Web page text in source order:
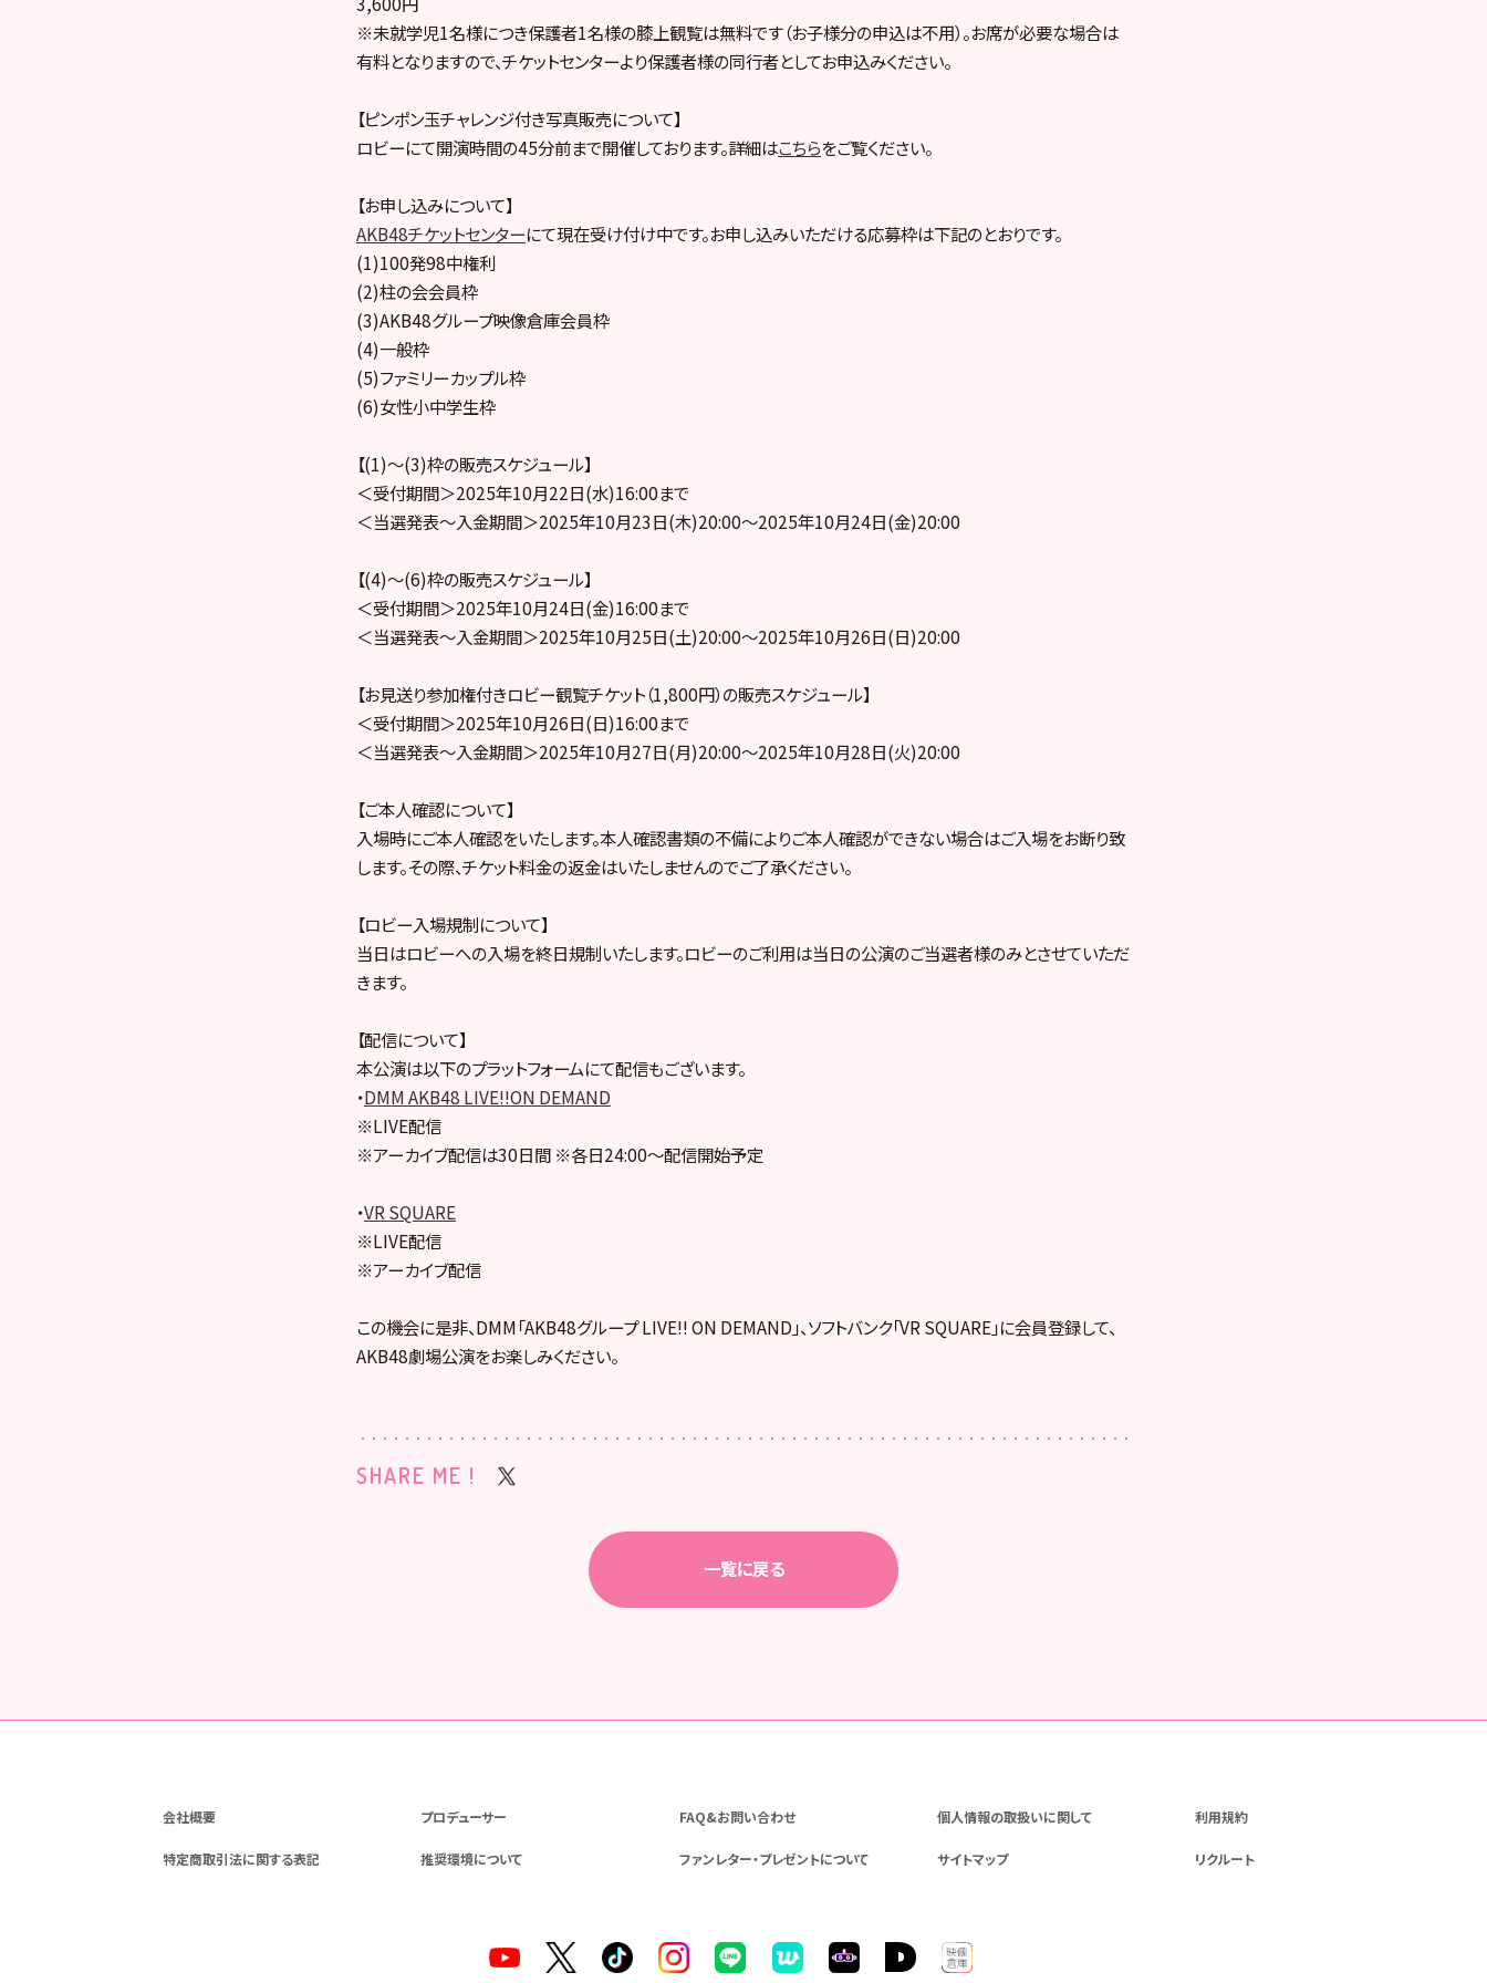
※未就学児1名様につき保護者1名様の膝上観覧は無料です（お子様分の申込は不用）。お席が必要な場合は
有料となりますので、チケットセンターより保護者様の同行者としてお申込みください。
【ピンポン玉チャレンジ付き写真販売について】
ロビーにて開演時間の45分前まで開催しております。詳細はこちらをご覧ください。
【お申し込みについて】
AKB48チケットセンターにて現在受け付け中です。お申し込みいただける応募枠は下記のとおりです。
(1)100発98中権利
(2)柱の会会員枠
(3)AKB48グループ映像倉庫会員枠
(4)一般枠
(5)ファミリーカップル枠
(6)女性小中学生枠
【(1)～(3)枠の販売スケジュール】
＜受付期間＞2025年10月22日(水)16:00まで
＜当選発表～入金期間＞2025年10月23日(木)20:00～2025年10月24日(金)20:00
【(4)〜(6)枠の販売スケジュール】
＜受付期間＞2025年10月24日(金)16:00まで
＜当選発表～入金期間＞2025年10月25日(土)20:00～2025年10月26日(日)20:00
【お見送り参加権付きロビー観覧チケット（1,800円）の販売スケジュール】
＜受付期間＞2025年10月26日(日)16:00まで
＜当選発表～入金期間＞2025年10月27日(月)20:00～2025年10月28日(火)20:00
【ご本人確認について】
入場時にご本人確認をいたします。本人確認書類の不備によりご本人確認ができない場合はご入場をお断り致
します。その際、チケット料金の返金はいたしませんのでご了承ください。
【ロビー入場規制について】
当日はロビーへの入場を終日規制いたします。ロビーのご利用は当日の公演のご当選者様のみとさせていただ
きます。
【配信について】
本公演は以下のプラットフォームにて配信もございます。
・DMM AKB48 LIVE!!ON DEMAND
※LIVE配信
※アーカイブ配信は30日間 ※各日24:00～配信開始予定
・VR SQUARE
※LIVE配信
※アーカイブ配信
この機会に是非、DMM「AKB48グループ LIVE!! ON DEMAND」、ソフトバンク「VR SQUARE」に会員登録して、
AKB48劇場公演をお楽しみください。
SHARE ME !
一覧に戻る
会社概要 プロデューサー FAQ&お問い合わせ 個人情報の取扱いに関して 利用規約
特定商取引法に関する表記 推奨環境について ファンレター・プレゼントについて サイトマップ リクルート